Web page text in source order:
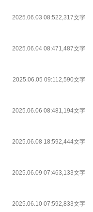
2025.06.03 08:522,317文字
2025.06.04 08:471,487文字
2025.06.05 09:112,590文字
2025.06.06 08:481,194文字
2025.06.08 18:592,444文字
2025.06.09 07:463,133文字
2025.06.10 07:592,833文字